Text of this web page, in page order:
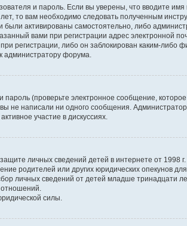
и пароль. Если вы уверены, что вводите
то вам необходимо следовать полученным
активированы самостоятельно, либо
вами при регистрации адрес электронной
регистрации, либо он заблокирован каким-либо
администратору форума.
(проверьте электронное сообщение,
не написали ни одного сообщения.
участие в дискуссиях.
личных сведений детей в интернете от
родителей или других юридических опекунов
личных сведений от детей младше тринадцати
силы.